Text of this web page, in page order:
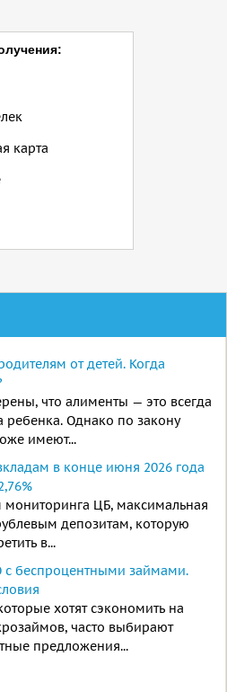
карта
от детей. Когда
что алименты — это всегда
ребенка. Однако по закону
имеют...
в конце июня 2026 года
ЦБ, максимальная
депозитам, которую
в...
беспроцентными займами.
хотят сэкономить на
часто выбирают
предложения...